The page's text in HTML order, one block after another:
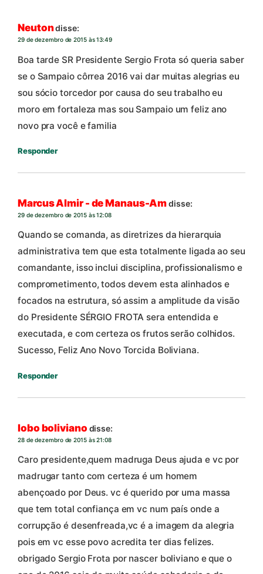
Neutondisse:
29 de dezembro de 2015 às 13:49
Boa tarde SR Presidente Sergio Frota só queria saber
se o Sampaio côrrea 2016 vai dar muitas alegrias eu
sou sócio torcedor por causa do seu trabalho eu
moro em fortaleza mas sou Sampaio um feliz ano
novo pra você e familia
Responder
Marcus Almir - de Manaus-Amdisse:
29 de dezembro de 2015 às 12:08
Quando se comanda, as diretrizes da hierarquia
administrativa tem que esta totalmente ligada ao seu
comandante, isso inclui disciplina, profissionalismo e
comprometimento, todos devem esta alinhados e
focados na estrutura, só assim a amplitude da visão
do Presidente SÉRGIO FROTA sera entendida e
executada, e com certeza os frutos serão colhidos.
Sucesso, Feliz Ano Novo Torcida Boliviana.
Responder
lobo boliviano disse:
28 de dezembro de 2015 às 21:08
Caro presidente,quem madruga Deus ajuda e vc por
madrugar tanto com certeza é um homem
abençoado por Deus. vc é querido por uma massa
que tem total confiança em vc num país onde a
corrupção é desenfreada,vc é a imagem da alegria
pois em vc esse povo acredita ter dias felizes.
obrigado Sergio Frota por nascer boliviano e que o